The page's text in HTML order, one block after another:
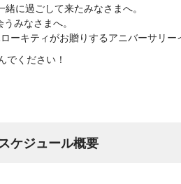
に過ごして来たみなさまへ。
みなさまへ。
ーキティがお贈りするアニバーサリー
でください！
ケジュール概要